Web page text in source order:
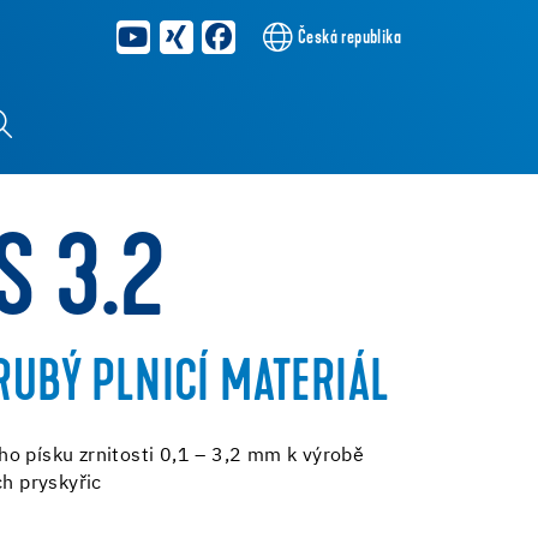
Česká republika
3.2
PLNICÍ MATERIÁL
písku zrnitosti 0,1 – 3,2 mm k výrobě
pryskyřic